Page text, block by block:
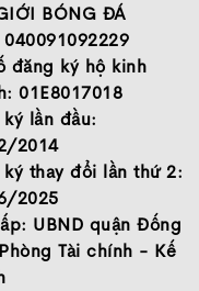
BÓNG ĐÁ
040091092229
đăng ký hộ kinh
01E8017018
lần đầu:
2014
thay đổi lần thứ 2:
2025
UBND quận Đống
Tài chính - Kế